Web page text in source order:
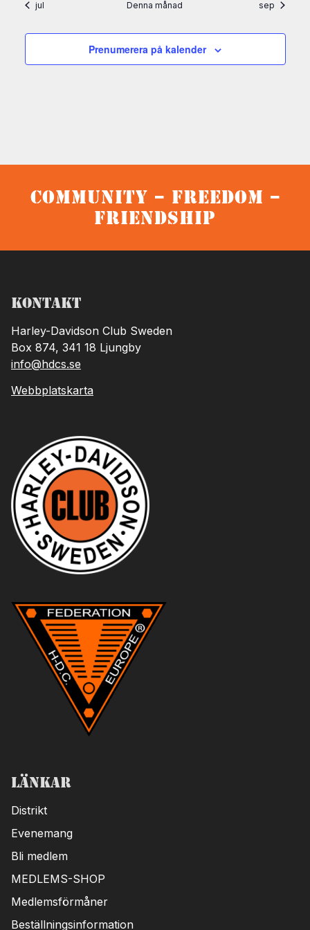
jul Denna månad sep
Prenumerera på kalender
Community – Freedom –
Friendship
Kontakt
Harley-Davidson Club Sweden
Box 874, 341 18 Ljungby
info@hdcs.se
Webbplatskarta
Länkar
Distrikt
Evenemang
Bli medlem
MEDLEMS-SHOP
Medlemsförmåner
Beställningsinformation